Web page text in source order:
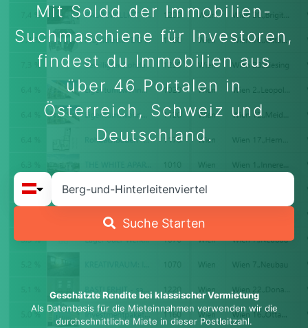
Mit Soldd der Immobilien-
Suchmaschiene für Investoren,
findest du Immobilien aus
über 46 Portalen in
Österreich, Schweiz und
Deutschland.
Suche Starten
Geschätzte Rendite bei klassischer Vermietung
Als Datenbasis für die Mieteinnahmen verwenden wir die
durchschnittliche Miete in dieser Postleitzahl.